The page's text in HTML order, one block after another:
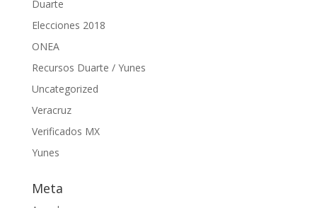
Duarte
Elecciones 2018
ONEA
Recursos Duarte / Yunes
Uncategorized
Veracruz
Verificados MX
Yunes
Meta